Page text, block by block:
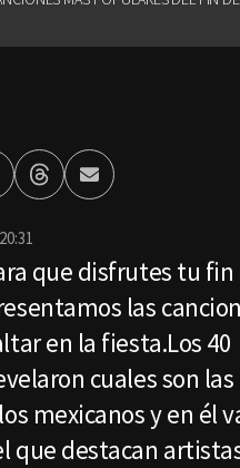
ThreadsEnviar
por
que disfrutes tu
las
en la fiesta.Los 40
cuales son
mexicanos y en él
que destacan